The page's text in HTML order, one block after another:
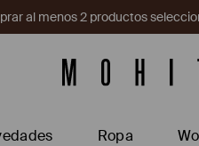
al menos 2 productos
Ropa